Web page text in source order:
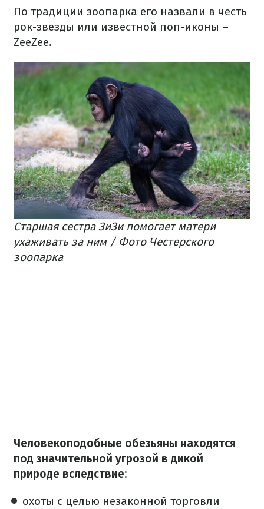
По традиции зоопарка его назвали в честь
рок-звезды или известной поп-иконы –
ZeeZee.
Старшая сестра ЗиЗи помогает матери
ухаживать за ним / Фото Честерского
зоопарка
Человекоподобные обезьяны находятся
под значительной угрозой в дикой
природе вследствие:
охоты с целью незаконной торговли